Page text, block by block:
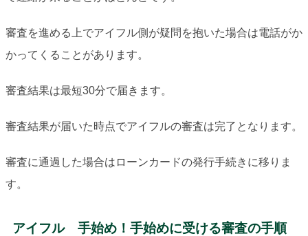
審査を進める上でアイフル側が疑問を抱いた場合は電話がか
かってくることがあります。
審査結果は最短30分で届きます。
審査結果が届いた時点でアイフルの審査は完了となります。
審査に通過した場合はローンカードの発行手続きに移りま
す。
アイフル 手始め！手始めに受ける審査の手順